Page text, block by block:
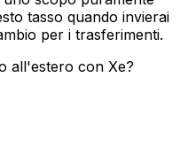
tasso quando invierai
per i trasferimenti.
all'estero con Xe?